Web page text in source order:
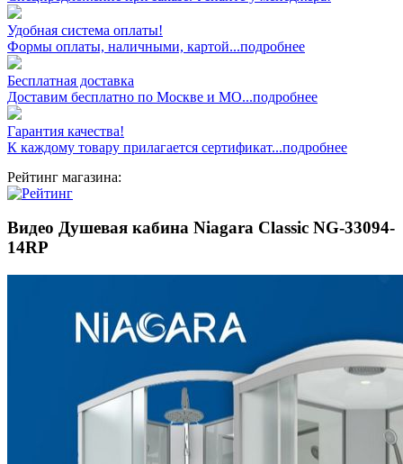
Удобная система оплаты!
Формы оплаты, наличными, картой...подробнее
Бесплатная доставка
Доставим бесплатно по Москве и МО...подробнее
Гарантия качества!
К каждому товару прилагается сертификат...подробнее
Рейтинг магазина:
Видео Душевая кабина Niagara Classic NG-33094-
14RP